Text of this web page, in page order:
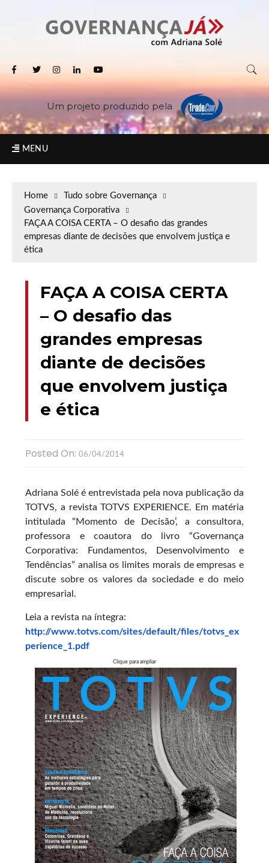
Um projeto produzido pela
MENU
Home
Tudo sobre Governança
Governança Corporativa
FAÇA A COISA CERTA – O desafio das grandes
empresas diante de decisões que envolvem justiça e
ética
FAÇA A COISA CERTA
– O desafio das
grandes empresas
diante de decisões
que envolvem justiça
e ética
Posted On: 06/04/2014
Adriana Solé é entrevistada pela nova publicação da
TOTVS, a revista TOTVS EXPERIENCE. Em matéria
intitulada “Momento de Decisão’, a consultora,
professora e coautora do livro “Governança
Corporativa: Fundamentos, Desenvolvimento e
Tendências” analisa os limites morais de empresas e
discute sobre os valores da sociedade e do meio
empresarial.
Leia a revista na íntegra:
http://www.totvs.com/sites/default/files/totvs_ex
perience_1.pdf
Clique para ampliar